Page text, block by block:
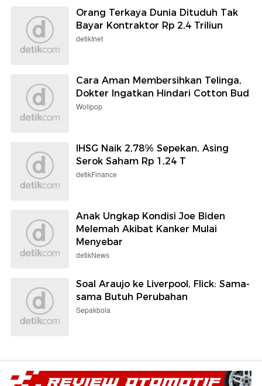
Orang Terkaya Dunia Dituduh Tak
Bayar Kontraktor Rp 2,4 Triliun
detikInet
Cara Aman Membersihkan Telinga,
Dokter Ingatkan Hindari Cotton Bud
Wolipop
IHSG Naik 2,78% Sepekan, Asing
Serok Saham Rp 1,24 T
detikFinance
Anak Ungkap Kondisi Joe Biden
Melemah Akibat Kanker Mulai
Menyebar
detikNews
Soal Araujo ke Liverpool, Flick: Sama-
sama Butuh Perubahan
Sepakbola